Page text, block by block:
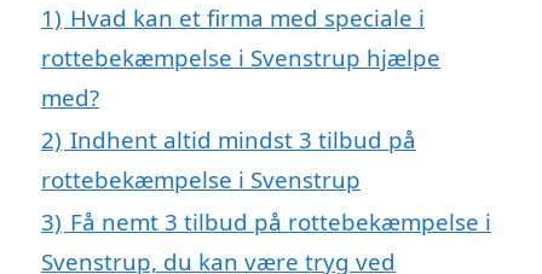
1) Hvad kan et firma med speciale i
rottebekæmpelse i Svenstrup hjælpe
med?
2) Indhent altid mindst 3 tilbud på
rottebekæmpelse i Svenstrup
3) Få nemt 3 tilbud på rottebekæmpelse i
Svenstrup, du kan være tryg ved